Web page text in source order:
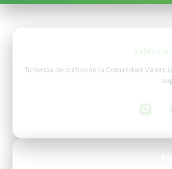
Tu tienda de cultivo en la Comunidad